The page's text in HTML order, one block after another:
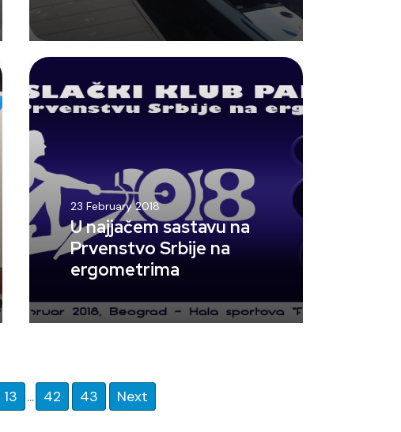
23 February 2018
U najjačem sastavu na
Prvenstvo Srbije na
ergometrima
13 ... 42 43 Next